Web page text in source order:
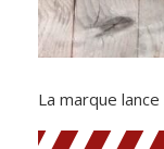
La marque